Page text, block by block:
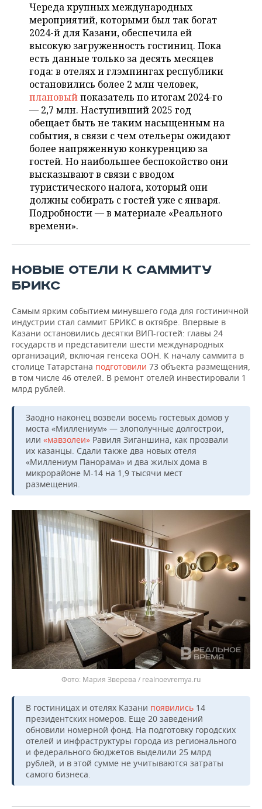
ONLINE-КОНФЕРЕНЦИИ
ОТКРЫТАЯ ЛЕКЦИЯ
ХОККЕЙ
БАСКЕТБОЛ
ВОЛЕЙБОЛ
КИБЕРСПОРТ
ФИГУРНОЕ КАТАНИЕ
ВОДНЫЕ ВИДЫ СПОРТА
ХОККЕЙ С МЯЧОМ
ВЛАСТЬ
ИНФРАСТРУКТУРА
ИСТОРИЯ
КУЛЬТУРА
МЕДИЦИНА
ОБРАЗОВАНИЕ
ПРОИСШЕСТВИЯ
СЮЖЕТЫ
СПРАВОЧНИК
СПИСОК ПЕРСОН
СПИСОК КОМПАНИЙ
ПОЛНАЯ ВЕРСИЯ
Череда крупных международных
мероприятий, которыми был так богат
2024-й для Казани, обеспечила ей
высокую загруженность гостиниц. Пока
есть данные только за десять месяцев
года: в отелях и глэмпингах республики
остановились более 2 млн человек,
плановыйпоказатель по итогам 2024-го
— 2,7 млн. Наступивший 2025 год
обещает быть не таким насыщенным на
события, в связи с чем отельеры ожидают
более напряженную конкуренцию за
гостей. Но наибольшее беспокойство они
высказывают в связи с вводом
туристического налога, который они
должны собирать с гостей уже с января.
Подробности — в материале «Реального
времени».
НОВЫЕ ОТЕЛИ К САММИТУ
БРИКС
Самым ярким событием минувшего года для гостиничной
индустрии стал саммит БРИКС в октябре. Впервые в
Казани остановились десятки ВИП-гостей: главы 24
государств и представители шести международных
организаций, включая генсека ООН. К началу саммита в
столице Татарстана подготовили 73 объекта размещения,
в том числе 46 отелей. В ремонт отелей инвестировали 1
млрд рублей.
Заодно наконец возвели восемь гостевых домов у
моста «Миллениум» — злополучные долгострои,
или «мавзолеи» Равиля Зиганшина, как прозвали
их казанцы. Сдали также два новых отеля
«Миллениум Панорама» и два жилых дома в
микрорайоне М-14 на 1,9 тысячи мест
размещения.
Мария Зверева / realnoevremya.ru
В гостиницах и отелях Казани появились 14
президентских номеров. Еще 20 заведений
обновили номерной фонд. На подготовку городских
отелей и инфраструктуры города из регионального
и федерального бюджетов выделили 25 млрд
рублей, и в этой сумме не учитываются затраты
самого бизнеса.